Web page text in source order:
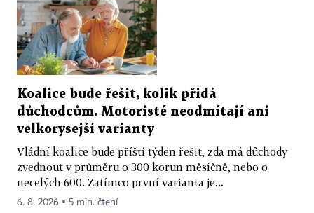
Koalice bude řešit, kolik přidá
důchodcům. Motoristé neodmítají ani
velkorysejší varianty
Vládní koalice bude příští týden řešit, zda má důchody
zvednout v průměru o 300 korun měsíčně, nebo o
necelých 600. Zatímco první varianta je...
6. 8. 2026 ▪ 5 min. čtení